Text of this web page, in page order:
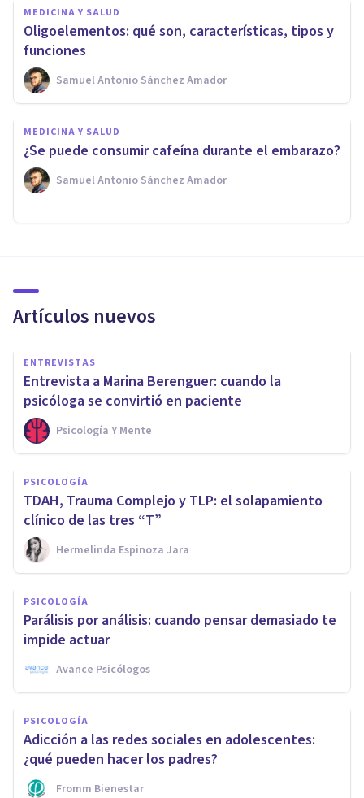
MEDICINA Y SALUD
Oligoelementos: qué son, características, tipos y
funciones
Samuel Antonio Sánchez Amador
MEDICINA Y SALUD
¿Se puede consumir cafeína durante el embarazo?
Samuel Antonio Sánchez Amador
Artículos nuevos
ENTREVISTAS
Entrevista a Marina Berenguer: cuando la
psicóloga se convirtió en paciente
Psicología Y Mente
PSICOLOGÍA
TDAH, Trauma Complejo y TLP: el solapamiento
clínico de las tres “T”
Hermelinda Espinoza Jara
PSICOLOGÍA
Parálisis por análisis: cuando pensar demasiado te
impide actuar
Avance Psicólogos
PSICOLOGÍA
Adicción a las redes sociales en adolescentes:
¿qué pueden hacer los padres?
Fromm Bienestar